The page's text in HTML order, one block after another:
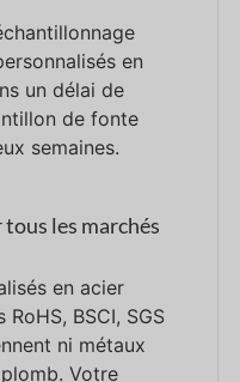
en
un délai de
de fonte
semaines.
les marchés
en acier
BSCI, SGS
ni métaux
Votre